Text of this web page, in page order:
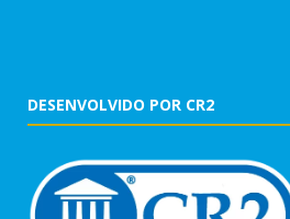
DESENVOLVIDO POR CR2